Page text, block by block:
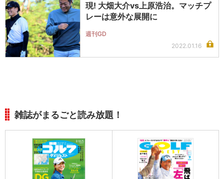
現! 大畑大介vs上原浩治。マッチプ
レーは意外な展開に
週刊GD
2022.01.16
雑誌がまるごと読み放題！